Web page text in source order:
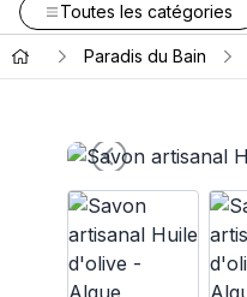
Toutes les catégories
Paradis du Bain